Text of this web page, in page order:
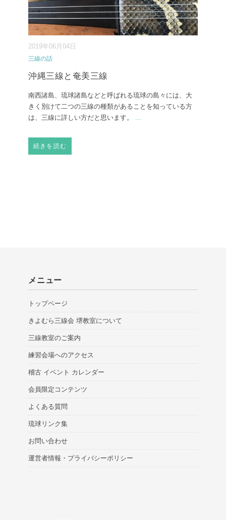
2019年06月04日
三線の話
沖縄三線と奄美三線
南西諸島、琉球諸島などと呼ばれる琉球の島々には、大
きく別けて二つの三線の種類があることを知っている方
は、三線に詳しい方だと思います。 ...
続きを読む
メニュー
トップページ
きよむら三線会 堺教室について
三線教室のご案内
練習会場へのアクセス
稽古 イベント カレンダー
会員限定コンテンツ
よくある質問
琉球リンク集
お問い合わせ
運営者情報・プライバシーポリシー